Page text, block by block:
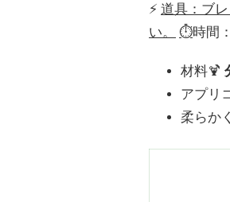
⚡ 道具：ブ
い。
⏱️時間
材料🍹
アプリ
柔らか